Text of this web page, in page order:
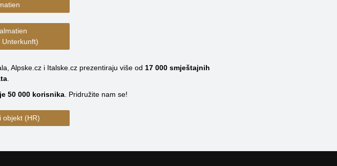
Unterkunft)
Alpske.cz i Italske.cz prezentiraju više od 17 000 smještajnih
.
50 000 korisnika Pridružite nam se!
objekt (HR)